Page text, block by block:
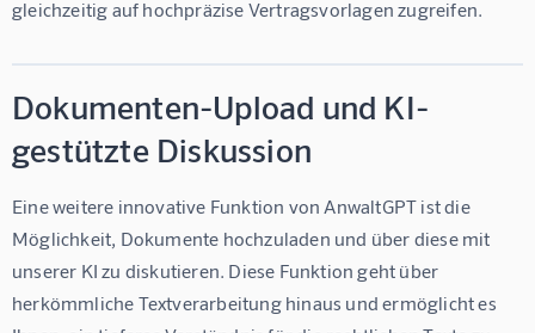
gleichzeitig auf hochpräzise Vertragsvorlagen zugreifen.
Dokumenten-Upload und KI-
gestützte Diskussion
Eine weitere innovative Funktion von AnwaltGPT ist die
Möglichkeit, Dokumente hochzuladen und über diese mit
unserer KI zu diskutieren. Diese Funktion geht über
herkömmliche Textverarbeitung hinaus und ermöglicht es